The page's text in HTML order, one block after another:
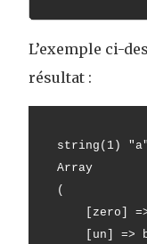
L’exemple ci-
résultat :
string(1) "a"
Array
(
[zero]
[un] =>